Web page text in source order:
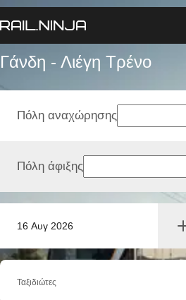
Γάνδη - Λιέγη Tρένο
16 Αυγ 2026
Πόλη αναχώρησης
Πόλη άφιξης
Ταξιδιώτες